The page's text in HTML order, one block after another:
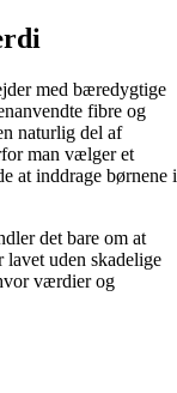
med bæredygtige
fibre og
naturlig del af
man vælger et
at inddrage børnene i
det bare om at
uden skadelige
værdier og